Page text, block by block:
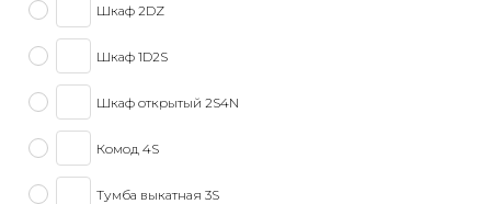
Шкаф 2DZ
Шкаф 1D2S
Шкаф открытый 2S4N
Комод 4S
Тумба выкатная 3S